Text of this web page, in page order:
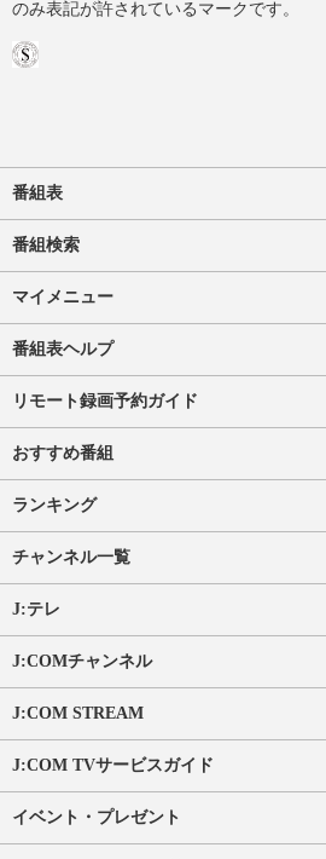
のみ表記が許されているマークです。
番組表
番組検索
マイメニュー
番組表ヘルプ
リモート録画予約ガイド
おすすめ番組
ランキング
チャンネル一覧
J:テレ
J:COMチャンネル
J:COM STREAM
J:COM TVサービスガイド
イベント・プレゼント